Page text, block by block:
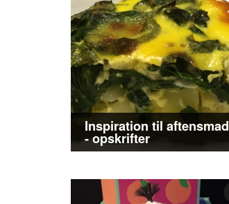
Inspiration til aftensmad
- opskrifter